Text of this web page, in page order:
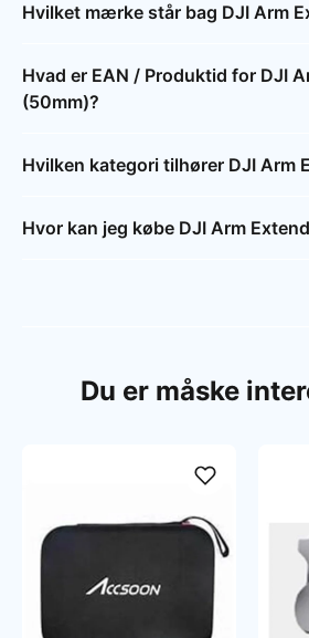
Hvilket mærke står bag DJI Arm
Hvad er EAN / Produktid for DJI
(50mm)?
Hvilken kategori tilhører DJI Arm
Hvor kan jeg købe DJI Arm
Du er måske